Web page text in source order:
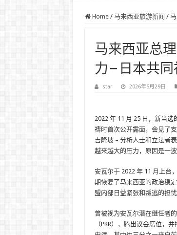
Home / 马来西亚旅游新闻 /
马来西亚总
力 – 日本共同
star 2026年5月29日
2022 年 11 月 25 日，新当
祷时首次公开露面，会见了
吉隆坡 – 分析人士和立法者
越来越大的压力，原因是一
安瓦尔于 2022 年 11 月上台
期恢复了马来西亚的政治稳
盟内部日益紧张和叛逃的担忧
曾被视为安瓦尔潜在继任者
（PKR），腾出议会席位，